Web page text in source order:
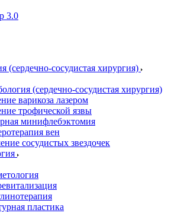
(сердечно-сосудистая хирургия)
(сердечно-сосудистая хирургия)
варикоза лазером
трофической язвы
минифлебэктомия
вен
сосудистых звездочек
пластика